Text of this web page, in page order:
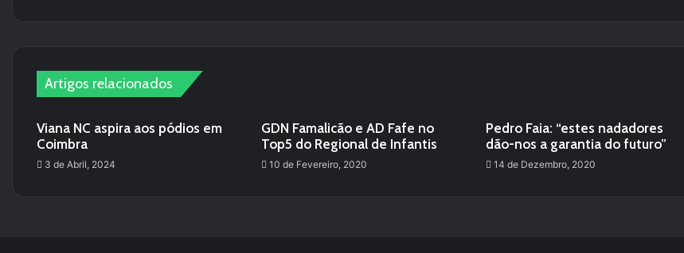
Artigos relacionados
Viana NC aspira aos pódios em
Coimbra
3 de Abril, 2024
GDN Famalicão e AD Fafe no
Top5 do Regional de Infantis
10 de Fevereiro, 2020
Pedro Faia: “estes nadadores
dão-nos a garantia do futuro”
14 de Dezembro, 2020